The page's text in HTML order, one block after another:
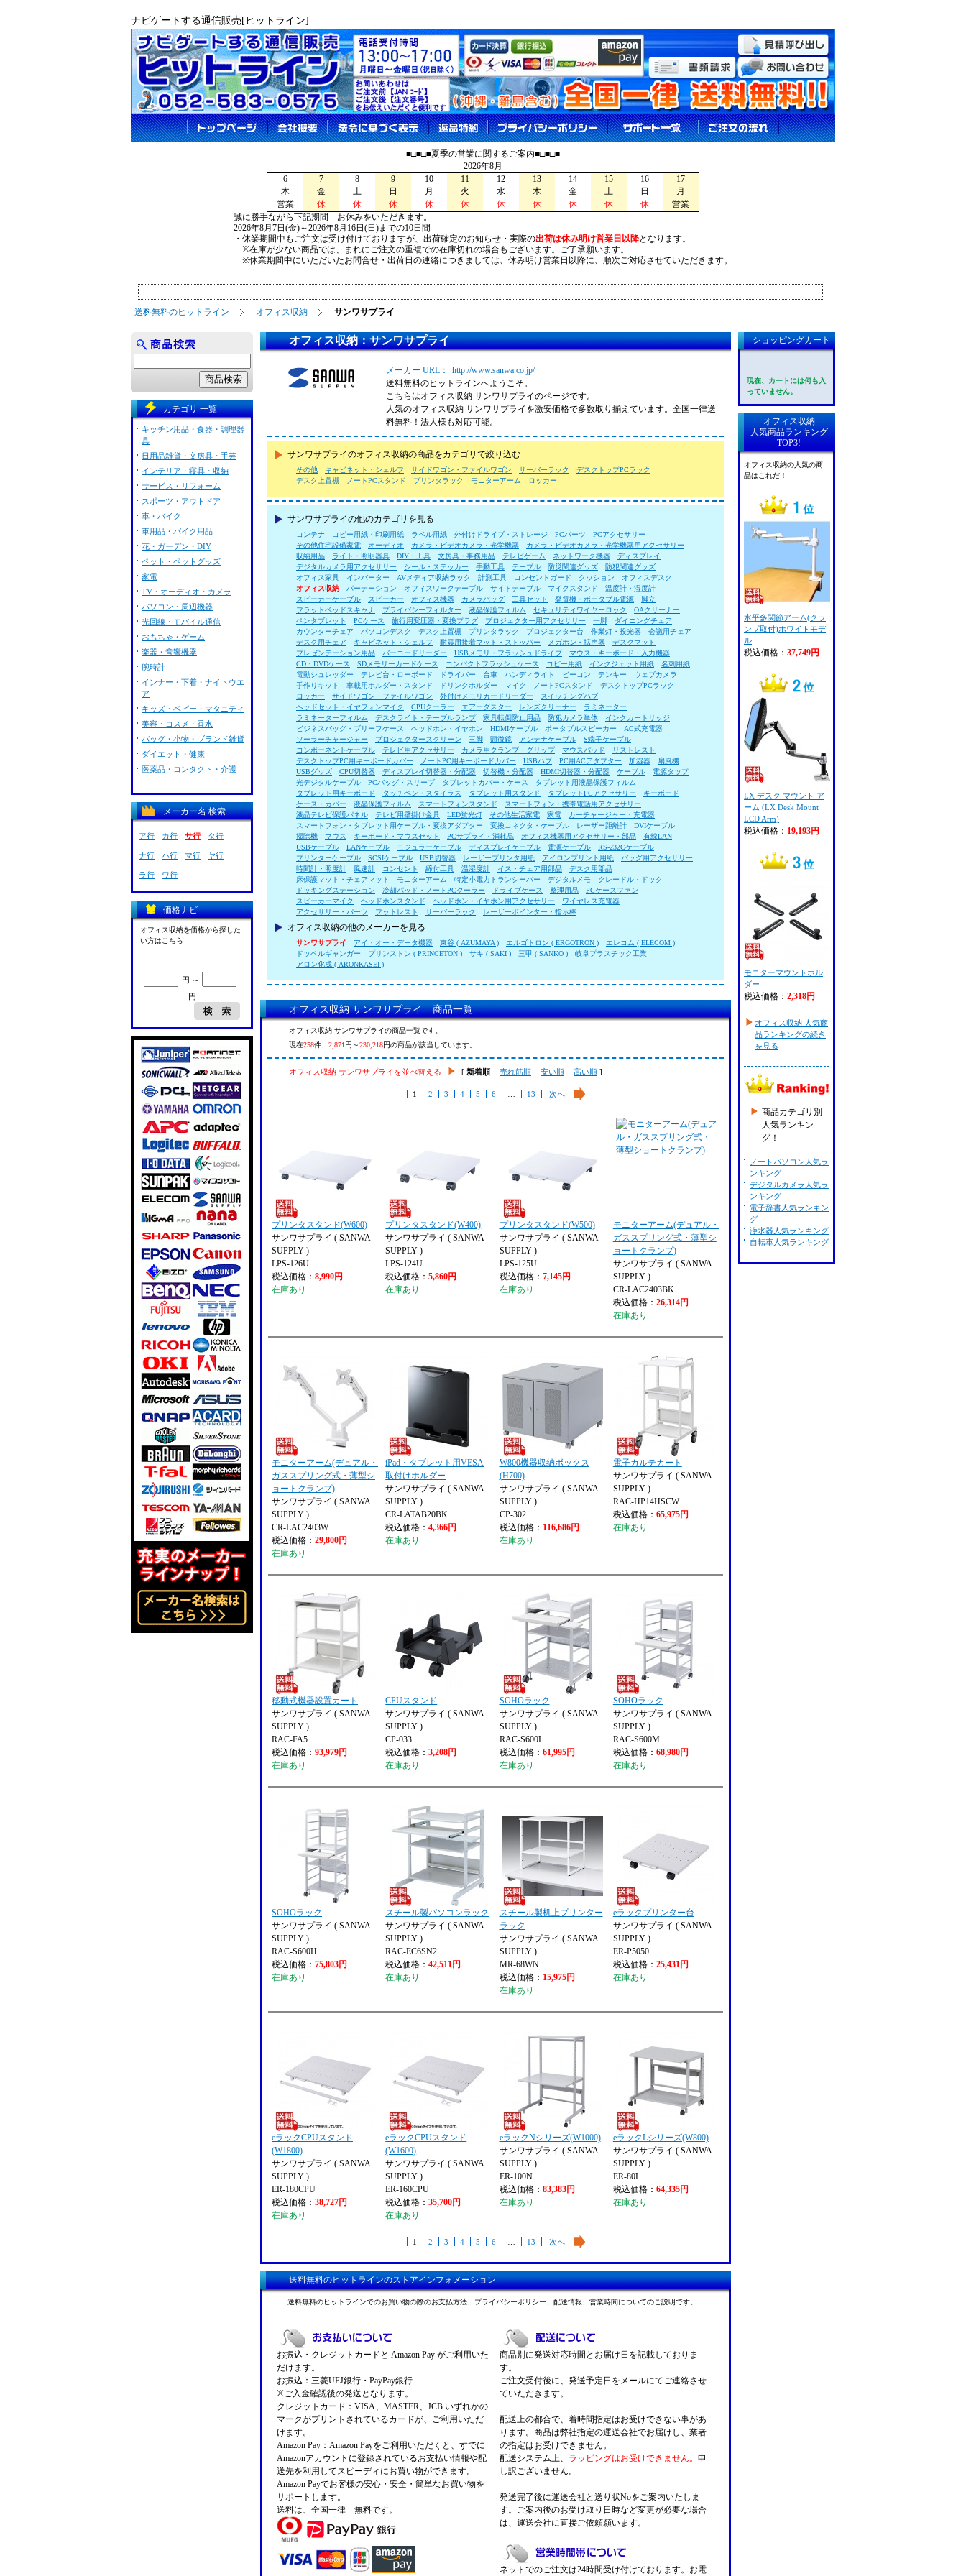
ナビゲートする通信販売[ヒットライン]
■□■□■夏季の営業に関するご案内■□■□■
2026年8月
6
7 8 9 10 11 12 13 14 15 16
17
木
金 土 日 月 火 水 木 金 土 日
月
営業
休 休 休 休 休 休 休 休 休 休
営業
誠に勝手ながら下記期間 お休みをいただきます。
2026年8月7日(金)～2026年8月16日(日)までの10日間
・休業期間中もご注文は受け付けておりますが、出荷確定のお知らせ・実際の出荷は休み明け営業日以降となります。
※在庫が少ない商品では、まれにご注文の重複での在庫切れの場合もございます。ご了承願います。
※休業期間中にいただいたお問合せ・出荷日の連絡につきましては、休み明け営業日以降に、順次ご対応させていただきます。
送料無料のヒットライン オフィス収納 サンワサプライ
オフィス収納：サンワサプライ
メーカー URL：
http://www.sanwa.co.jp/
送料無料のヒットラインへようこそ。
こちらはオフィス収納 サンワサプライのページです。
人気のオフィス収納 サンワサプライを激安価格で多数取り揃えています。全国一律送
料無料！法人様も対応可能。
サンワサプライのオフィス収納の商品をカテゴリで絞り込む
その他 キャビネット・シェルフ サイドワゴン・ファイルワゴン サーバーラック
デスクトップPCラック
デスク上置棚
ノートPCスタンド プリンタラック モニターアーム ロッカー
サンワサプライの他のカテゴリを見る
コンテナ コピー用紙・印刷用紙 ラベル用紙 外付けドライブ・ストレージ PCパーツ
PCアクセサリー
その他住宅設備家電
オーディオ カメラ・ビデオカメラ・光学機器
カメラ・ビデオカメラ・光学機器用アクセサリー
収納用品
ライト・照明器具 DIY・工具 文房具・事務用品 テレビゲーム ネットワーク機器
ディスプレイ
デジタルカメラ用アクセサリー
シール・ステッカー 手動工具 テーブル 防災関連グッズ
防犯関連グッズ
オフィス家具
インバーター AVメディア収納ラック 計測工具 コンセントガード クッション
オフィスデスク
オフィス収納
パーテーション オフィスワークテーブル サイドテーブル マイクスタンド
温度計・湿度計
スピーカーケーブル
スピーカー オフィス機器 カメラバッグ 工具セット 発電機・ポータブル電源
脚立
フラットベッドスキャナ
プライバシーフィルター 液晶保護フィルム セキュリティワイヤーロック
OAクリーナー
ペンタブレット
PCケース 旅行用変圧器・変換プラグ プロジェクター用アクセサリー 一脚
ダイニングチェア
カウンターチェア
パソコンデスク デスク上置棚 プリンタラック プロジェクター台 作業灯・投光器
会議用チェア
デスク用チェア
キャビネット・シェルフ 耐震用接着マット・ストッパー メガホン・拡声器
デスクマット
プレゼンテーション用品
バーコードリーダー USBメモリ・フラッシュドライブ
マウス・キーボード・入力機器
CD・DVDケース
SDメモリーカードケース コンパクトフラッシュケース コピー用紙 インクジェット用紙
名刺用紙
電動シュレッダー
テレビ台・ローボード ドライバー 台車 ハンディライト ビーコン テンキー
ウェブカメラ
手作りキット
車載用ホルダー・スタンド ドリンクホルダー マイク ノートPCスタンド
デスクトップPCラック
ロッカー
サイドワゴン・ファイルワゴン 外付けメモリカードリーダー
スイッチングハブ
ヘッドセット・イヤフォンマイク
CPUクーラー エアーダスター レンズクリーナー
ラミネーター
ラミネーターフィルム
デスクライト・テーブルランプ 家具転倒防止用品 防犯カメラ単体
インクカートリッジ
ビジネスバッグ・ブリーフケース
ヘッドホン・イヤホン HDMIケーブル ポータブルスピーカー
AC式充電器
ソーラーチャージャー
プロジェクタースクリーン 三脚 顕微鏡 アンテナケーブル
S端子ケーブル
コンポーネントケーブル
テレビ用アクセサリー カメラ用クランプ・グリップ マウスパッド
リストレスト
デスクトップPC用キーボードカバー
ノートPC用キーボードカバー USBハブ PC用ACアダプター 加湿器
扇風機
USBグッズ
CPU切替器 ディスプレイ切替器・分配器 切替機・分配器 HDMI切替器・分配器 ケーブル
電源タップ
光デジタルケーブル
PCバッグ・スリーブ タブレットカバー・ケース
タブレット用液晶保護フィルム
タブレット用キーボード
タッチペン・スタイラス タブレット用スタンド タブレットPCアクセサリー
キーボード
ケース・カバー
液晶保護フィルム スマートフォンスタンド
スマートフォン・携帯電話用アクセサリー
液晶テレビ保護パネル
テレビ用壁掛け金具 LED蛍光灯 その他生活家電 家電
カーチャージャー・充電器
スマートフォン・タブレット用ケーブル・変換アダプター
変換コネクタ・ケーブル レーザー距離計
DVIケーブル
掃除機
マウス キーボード・マウスセット PCサプライ・消耗品 オフィス機器用アクセサリー・部品
有線LAN
USBケーブル
LANケーブル モジュラーケーブル ディスプレイケーブル 電源ケーブル
RS-232Cケーブル
プリンターケーブル
SCSIケーブル USB切替器 レーザープリンタ用紙 アイロンプリント用紙
バッグ用アクセサリー
時間計・照度計
風速計 コンセント 締付工具 温湿度計 イス・チェア用部品
デスク用部品
床保護マット・チェアマット
モニターアーム 特定小電力トランシーバー デジタルメモ
クレードル・ドック
ドッキングステーション
冷却パッド・ノートPCクーラー ドライブケース 整理用品
PCケースファン
スピーカーマイク
ヘッドホンスタンド ヘッドホン・イヤホン用アクセサリー
ワイヤレス充電器
アクセサリー・パーツ
フットレスト サーバーラック レーザーポインター・指示棒
オフィス収納の他のメーカーを見る
サンワサプライ アイ・オー・データ機器 東谷 ( AZUMAYA ) エルゴトロン ( ERGOTRON )
エレコム ( ELECOM )
ドッペルギャンガー
プリンストン ( PRINCETON ) サキ ( SAKI ) 三甲 ( SANKO )
岐阜プラスチック工業
アロン化成 ( ARONKASEI )
オフィス収納 サンワサプライ 商品一覧
オフィス収納 サンワサプライの商品一覧です。
現在258件、 2,871 円～230,218円の商品が該当しています。
オフィス収納 サンワサプライを並べ替える [ 新着順 売れ筋順 安い順 高い順 ]
1 2 3 4 5 6 13 次へ
プリンタスタンド(W600)
サンワサプライ ( SANWA
SUPPLY )
LPS-126U
税込価格： 8,990円
在庫あり
プリンタスタンド(W400)
サンワサプライ ( SANWA
SUPPLY )
LPS-124U
税込価格：5,860円
在庫あり
プリンタスタンド(W500)
サンワサプライ ( SANWA
SUPPLY )
LPS-125U
税込価格： 7,145円
在庫あり
モニターアーム(デュアル・
ガススプリング式・薄型シ
ョートクランプ)
サンワサプライ ( SANWA
SUPPLY )
CR-LAC2403BK
税込価格： 26,314円
在庫あり
モニターアーム(デュアル・
ガススプリング式・薄型シ
ョートクランプ)
サンワサプライ ( SANWA
SUPPLY )
CR-LAC2403W
税込価格： 29,800円
在庫あり
iPad・タブレット用VESA
取付けホルダー
サンワサプライ ( SANWA
SUPPLY )
CR-LATAB20BK
税込価格：4,366円
在庫あり
W800機器収納ボックス
(H700)
サンワサプライ ( SANWA
SUPPLY )
CP-302
税込価格： 116,686円
在庫あり
電子カルテカート
サンワサプライ ( SANWA
SUPPLY )
RAC-HP14HSCW
税込価格： 65,975円
在庫あり
移動式機器設置カート
サンワサプライ ( SANWA
SUPPLY )
RAC-FA5
税込価格： 93,979円
在庫あり
CPUスタンド
サンワサプライ ( SANWA
SUPPLY )
CP-033
税込価格：3,208円
在庫あり
SOHOラック
サンワサプライ ( SANWA
SUPPLY )
RAC-S600L
税込価格： 61,995円
在庫あり
SOHOラック
サンワサプライ ( SANWA
SUPPLY )
RAC-S600M
税込価格： 68,980円
在庫あり
SOHOラック
サンワサプライ ( SANWA
SUPPLY )
RAC-S600H
税込価格： 75,803円
在庫あり
スチール製パソコンラック
サンワサプライ ( SANWA
SUPPLY )
RAC-EC6SN2
税込価格：42,511円
在庫あり
スチール製机上プリンター
ラック
サンワサプライ ( SANWA
SUPPLY )
MR-68WN
税込価格： 15,975円
在庫あり
eラックプリンター台
サンワサプライ ( SANWA
SUPPLY )
ER-P5050
税込価格： 25,431円
在庫あり
eラックCPUスタンド
(W1800)
サンワサプライ ( SANWA
SUPPLY )
ER-180CPU
税込価格： 38,727円
在庫あり
eラックCPUスタンド
(W1600)
サンワサプライ ( SANWA
SUPPLY )
ER-160CPU
税込価格：35,700円
在庫あり
eラックNシリーズ(W1000)
サンワサプライ ( SANWA
SUPPLY )
ER-100N
税込価格： 83,383円
在庫あり
eラックLシリーズ(W800)
サンワサプライ ( SANWA
SUPPLY )
ER-80L
税込価格： 64,335円
在庫あり
1 2 3 4 5 6 13 次へ
送料無料のヒットラインのストアインフォメーション
送料無料のヒットラインでのお買い物の際のお支払方法、プライバシーポリシー、配送情報、営業時間についてのご説明です。
お振込・クレジットカードと Amazon Pay がご利用いた
だけます。
お振込：三菱UFJ銀行・PayPay銀行
※ご入金確認後の発送となります。
クレジットカード：VISA、MASTER、JCB いずれかの
マークがプリントされているカードが、ご利用いただ
けます。
Amazon Pay：Amazon Payをご利用いただくと、すでに
Amazonアカウントに登録されているお支払い情報や配
送先を利用してスピーディにお買い物ができます。
Amazon Payでお客様の安心・安全・簡単なお買い物を
サポートします。
送料は、全国一律 無料です。
商品別に発送対応時間とお届け日を記載しておりま
す。
ご注文受付後に、発送予定日をメールにてご連絡させ
ていただきます。
配送上の都合で、着時間指定はお受けできない事があ
ります。商品は弊社指定の運送会社でお届けし、業者
の指定はお受けできません。
配送システム上、
ラッピングはお受けできません。 申
し訳ございません。
発送完了後に運送会社と送り状Noをご案内いたしま
す。ご案内後のお受け取り日時など変更が必要な場合
は、運送会社に直接ご依頼願います。
ネットでのご注文は24時間受け付けております。お電
カテゴリ 一覧
キッチン用品・食器・調理器
具
日用品雑貨・文房具・手芸
インテリア・寝具・収納
サービス・リフォーム
スポーツ・アウトドア
車・バイク
車用品・バイク用品
花・ガーデン・DIY
ペット・ペットグッズ
家電
TV・オーディオ・カメラ
パソコン・周辺機器
光回線・モバイル通信
おもちゃ・ゲーム
楽器・音響機器
腕時計
インナー・下着・ナイトウエ
ア
キッズ・ベビー・マタニティ
美容・コスメ・香水
バッグ・小物・ブランド雑貨
ダイエット・健康
医薬品・コンタクト・介護
メーカー名 検索
ア行 カ行 サ行 タ行
ナ行 ハ行 マ行 ヤ行
ラ行 ワ行
価格ナビ
オフィス収納を価格から探した
い方はこちら
円 ～
円
ショッピングカート
現在、カートには何も入
っていません。
オフィス収納
人気商品ランキング
TOP3!
オフィス収納の人気の商
品はこれだ！
水平多関節アーム(クラ
ンプ取付)ホワイトモデ
ル
税込価格： 37,749円
LX デスク マウント ア
ーム (LX Desk Mount
LCD Arm)
税込価格： 19,193円
モニターマウントホル
ダー
税込価格： 2,318円
オフィス収納 人気商
品ランキングの続き
を見る
商品カテゴリ別
人気ランキン
グ！
ノートパソコン人気ラ
ンキング
デジタルカメラ人気ラ
ンキング
電子辞書人気ランキン
グ
浄水器人気ランキング
自転車人気ランキング